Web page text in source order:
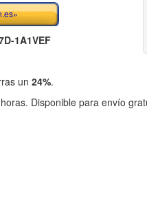
1A1VEF
un 24%.
Disponible para envío